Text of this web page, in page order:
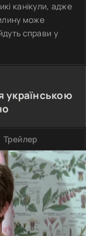
канікули, адже
може
справи у
українською
Трейлер